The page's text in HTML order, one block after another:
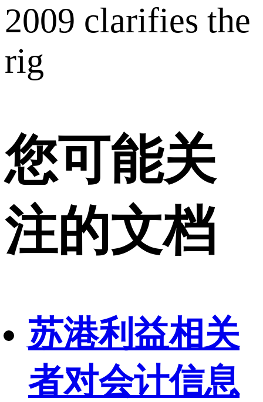
2009 clarifies the
rig
您可能关
注的文档
苏港利益相关
者对会计信息